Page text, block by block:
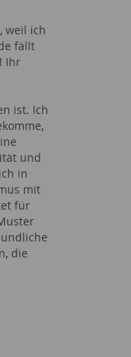
weil ich
fällt
Ihr
ist. Ich
und
mit
für
die